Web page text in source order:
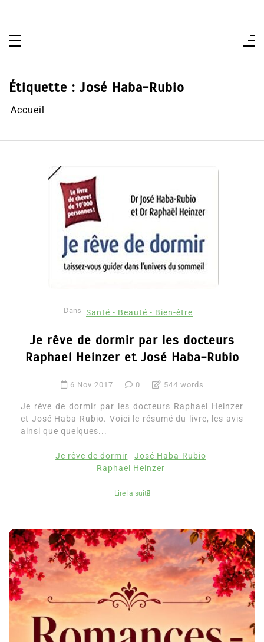
Étiquette : José Haba-Rubio
Accueil
Dans Santé - Beauté - Bien-être
Je rêve de dormir par les docteurs
Raphael Heinzer et José Haba-Rubio
6 Nov 2017 0 544 words
Je rêve de dormir par les docteurs Raphael Heinzer
et José Haba-Rubio. Voici le résumé du livre, les avis
ainsi que quelques...
Je rêve de dormir
José Haba-Rubio
Raphael Heinzer
Lire la suite